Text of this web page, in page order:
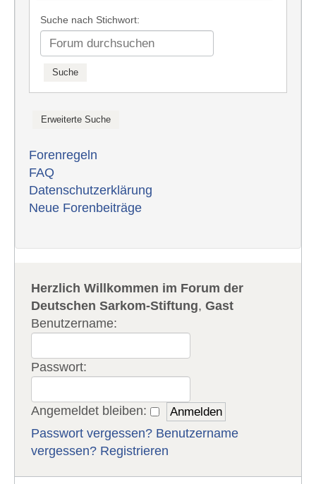
Suche nach Stichwort:
Forenregeln
FAQ
Datenschutzerklärung
Neue Forenbeiträge
Herzlich Willkommen im Forum der
Deutschen Sarkom-Stiftung,Gast
Benutzername:
Passwort:
Angemeldet bleiben:
Passwort vergessen? Benutzername
vergessen? Registrieren